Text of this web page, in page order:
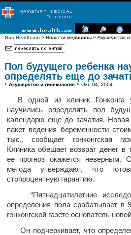
Rus.Health.am > Новости медицины > Акушерство и
Пол будущего ребенка
определять еще до
• Акушерство и гинекология • Окт. 04, 2004
В одной из клиник Гонконга
научились определять пол
календарю еще до зачатия. Новая
пакет ведения беременности
тыс., сообщает гонконгская
Клиника обещает возврат денег в
ее прогноз окажется неверным.
метода утверждают, что
стопроцентную гарантию.
“Пятнадцатилетние
определения пола срабатывает в
гонконгской газете основатель
Он подчеркивает, что